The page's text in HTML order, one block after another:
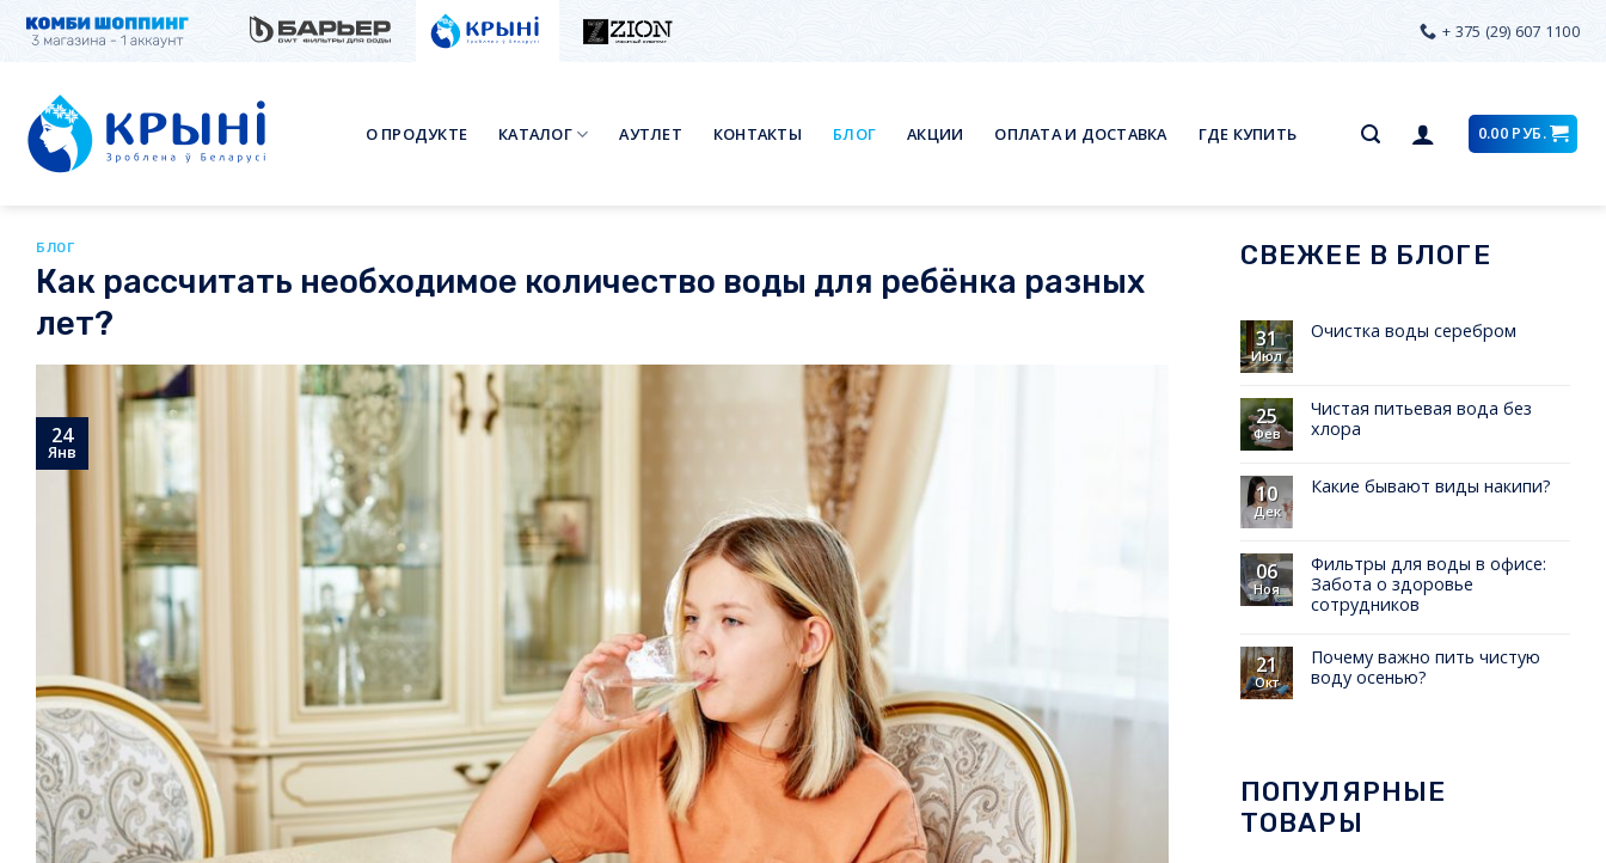
Skip
+ 375 (29) 607 1100
О ПРОДУКТЕ КАТАЛОГ АУТЛЕТ КОНТАКТЫ БЛОГ АКЦИИ ОПЛАТА И ДОСТАВКА ГДЕ КУПИТЬ 0.00 РУБ.
БЛОГ
Как рассчитать необходимое количество воды для ребёнка разных
лет?
24
Янв
СВЕЖЕЕ В БЛОГЕ
31
Июл
Очистка воды серебром
25
Фев
Чистая питьевая вода без
хлора
10
Дек
Какие бывают виды накипи?
06
Ноя
Фильтры для воды в офисе:
Забота о здоровье
сотрудников
21
Окт
Почему важно пить чистую
воду осенью?
ПОПУЛЯРНЫЕ
ТОВАРЫ